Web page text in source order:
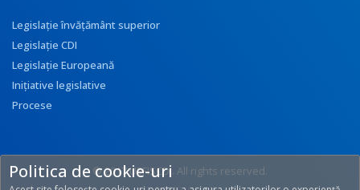
Legislație învățământ superior
Legislație CDI
Legislație Europeană
Inițiative legislative
Procese
© 2017 UEFISCDI. All rights reserved.
Politica de cookie-uri